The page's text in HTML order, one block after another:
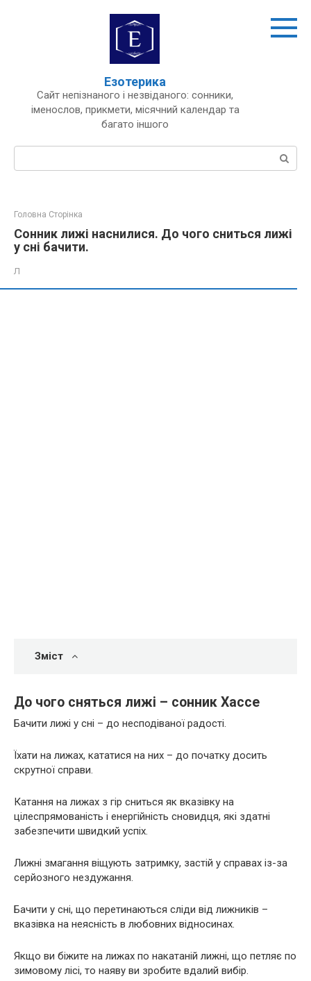
Езотерика
Сайт непізнаного і незвіданого: сонники,
іменослов, прикмети, місячний календар та
багато іншого
Пошук:
Головна Сторінка
Сонник лижі наснилися. До чого сниться лижі
у сні бачити.
Л
Зміст
До чого сняться лижі – сонник Хассе
Бачити лижі у сні – до несподіваної радості.
Їхати на лижах, кататися на них – до початку досить
скрутної справи.
Катання на лижах з гір сниться як вказівку на
цілеспрямованість і енергійність сновидця, які здатні
забезпечити швидкий успіх.
Лижні змагання віщують затримку, застій у справах із-за
серйозного нездужання.
Бачити у сні, що перетинаються сліди від лижників –
вказівка на неясність в любовних відносинах.
Якщо ви біжите на лижах по накатаній лижні, що петляє по
зимовому лісі, то наяву ви зробите вдалий вибір.